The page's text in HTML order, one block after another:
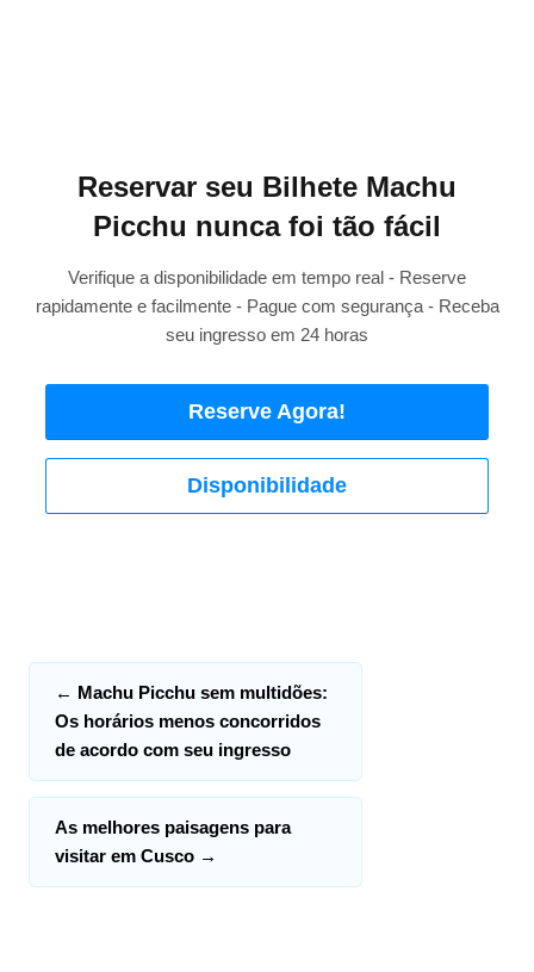
Reservar seu Bilhete Machu
Picchu nunca foi tão fácil
Verifique a disponibilidade em tempo real - Reserve
rapidamente e facilmente - Pague com segurança - Receba
seu ingresso em 24 horas
Reserve Agora!
Disponibilidade
← Machu Picchu sem multidões:
Os horários menos concorridos
de acordo com seu ingresso
As melhores paisagens para
visitar em Cusco →